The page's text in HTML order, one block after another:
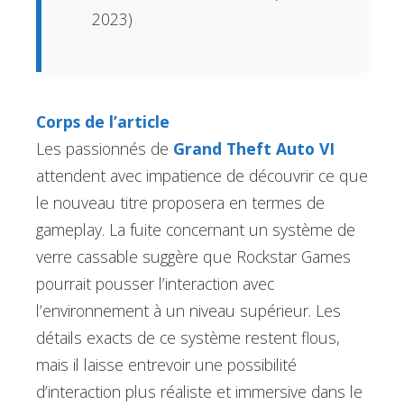
2023)
Corps de l’article
Les passionnés de Grand Theft Auto VI
attendent avec impatience de découvrir ce que
le nouveau titre proposera en termes de
gameplay. La fuite concernant un système de
verre cassable suggère que Rockstar Games
pourrait pousser l’interaction avec
l’environnement à un niveau supérieur. Les
détails exacts de ce système restent flous,
mais il laisse entrevoir une possibilité
d’interaction plus réaliste et immersive dans le